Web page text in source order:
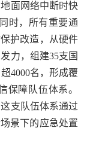
面网络中断时快
时，所有重要通
护改造，从硬件
力，组建35支国
4000名，形成覆
保障队伍体系。
支队伍体系通过
景下的应急处置